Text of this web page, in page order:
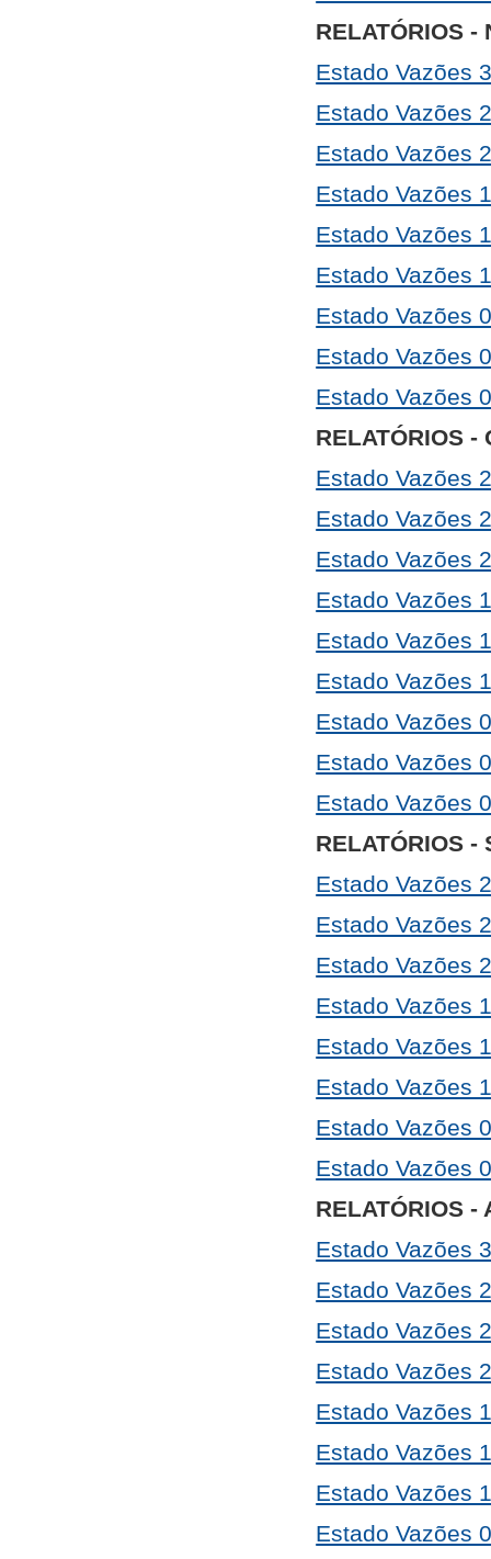
RELATÓRIOS -
Estado Vazões
Estado Vazões
Estado Vazões
Estado Vazões
Estado Vazões
Estado Vazões
Estado Vazões
Estado Vazões
Estado Vazões
RELATÓRIOS -
Estado Vazões
Estado Vazões
Estado Vazões
Estado Vazões
Estado Vazões
Estado Vazões
Estado Vazões
Estado Vazões
Estado Vazões
RELATÓRIOS -
Estado Vazões
Estado Vazões
Estado Vazões
Estado Vazões
Estado Vazões
Estado Vazões
Estado Vazões
Estado Vazões
RELATÓRIOS -
Estado Vazões
Estado Vazões
Estado Vazões
Estado Vazões
Estado Vazões
Estado Vazões
Estado Vazões
Estado Vazões